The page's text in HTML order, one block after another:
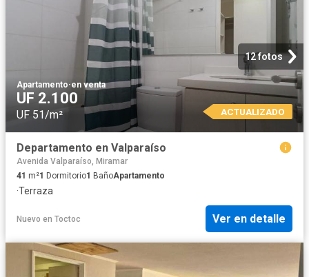
12 fotos
Apartamento·en venta
UF 2.100
UF 51/m² ACTUALIZADO
Departamento en Valparaíso
Avenida Valparaíso, Miramar
41 m²1 Dormitorio1 BañoApartamento
·Terraza
Nuevo en Toctoc Ver en detalle